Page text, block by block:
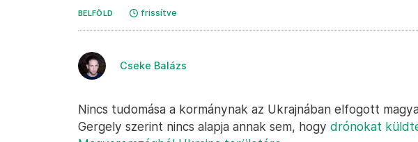
BELFÖLD frissítve
Cseke Balázs
Nincs tudomása a kormánynak az Ukrajnában elfogott
Gergely szerint nincs alapja annak sem, hogy drónokat